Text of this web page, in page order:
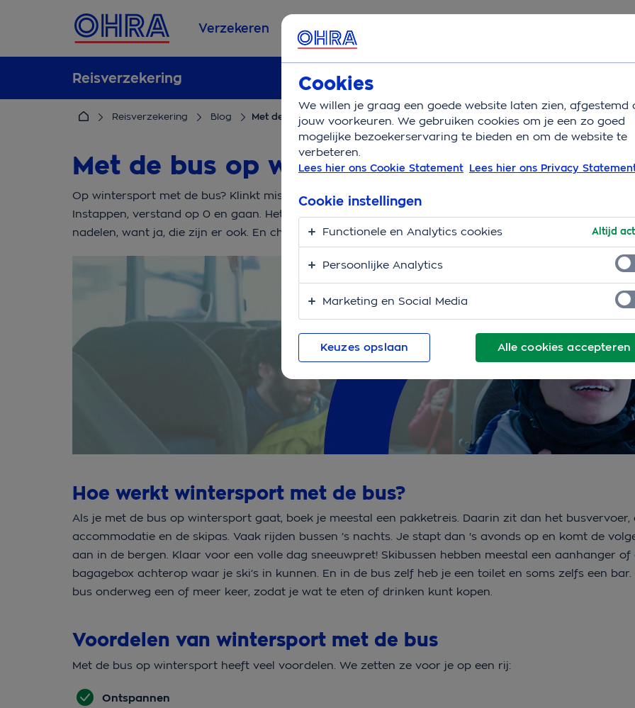
Verzekeren Service & Contact
Reisverzekering
Reisverzekering Blog Met de bus op wintersport
Met de bus op wintersport
Op wintersport met de bus? Klinkt misschien als een schoolreisje, maar het is stiekem best een
Instappen, verstand op 0 en gaan. Het overwegen waard dus. We zetten de voordelen voor je op een
nadelen, want ja, die zijn er ook. En check ook onze handige tips.
Hoe werkt wintersport met de bus?
Als je met de bus op wintersport gaat, boek je meestal een pakketreis. Daarin zit dan het busvervoer,
accommodatie en de skipas. Vaak rijden bussen ’s nachts. Je stapt dan 's avonds op en komt de
aan in de bergen. Klaar voor een volle dag sneeuwpret! Skibussen hebben meestal een aanhanger of
bagagebox achterop waar je ski’s in kunnen. En in de bus zelf heb je een toilet en soms zelfs een
bus onderweg een of meer keer, zodat je wat te eten of drinken kunt kopen.
Voordelen van wintersport met de bus
Met de bus op wintersport heeft veel voordelen. We zetten ze voor je op een rij:
Ontspannen
Cookies
We willen je graag een goede website laten zien, afgestemd
jouw voorkeuren. We gebruiken cookies om je een zo goed
mogelijke bezoekerservaring te bieden en om de website te
verbeteren.
Lees hier ons Cookie Statement Lees hier ons Privacy
Alle cookies accepteren
Cookie instellingen
Functionele en Analytics cookies Altijd
Persoonlijke Analytics
Marketing en Social Media
Keuzes opslaan